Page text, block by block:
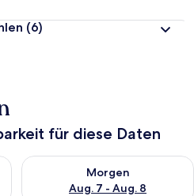
(6)
für diese Daten
heute Nacht, Aug. 6 - Aug. 7.
Morgen
Aug. 7 - Aug. 8
Überprüfe die Verfügbarkeit